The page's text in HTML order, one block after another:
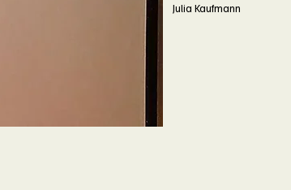
Julia Kaufmann